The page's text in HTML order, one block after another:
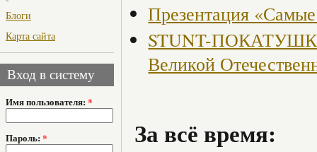
Блоги
Карта сайта
Вход в систему
Имя пользователя: *
Пароль: *
Презентация
STUNT-
Великой
За всё время: